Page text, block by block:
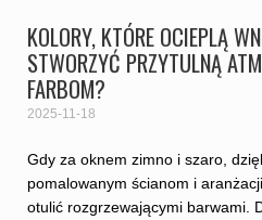
KOLORY, KTÓRE OCIEPLĄ
STWORZYĆ PRZYTULNĄ
FARBOM?
2025-11-18
Gdy za oknem zimno i szaro,
pomalowanym ścianom i
otulić rozgrzewającymi barwami.